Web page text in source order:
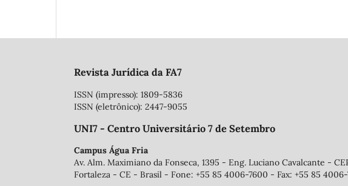
Revista Jurídica da FA7
ISSN (impresso): 1809-5836
ISSN (eletrônico): 2447-9055
UNI7 - Centro Universitário 7 de Setembro
Campus Água Fria
Av. Alm. Maximiano da Fonseca, 1395 - Eng. Luciano Cavalcante -
Fortaleza - CE - Brasil - Fone: +55 85 4006-7600 - Fax: +55 85 4006-